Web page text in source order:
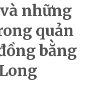
những
quản
bằng